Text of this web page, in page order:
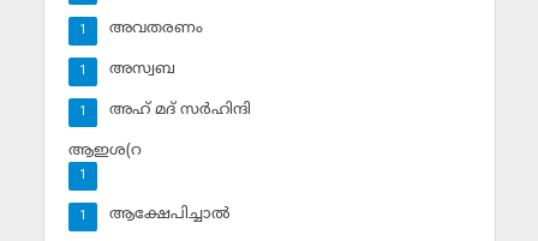
അവതരണം
1
അസ്വബ
1
അഹ് മദ് സര്‍ഹിന്ദി
1
ആഇശ(റ
1
ആക്ഷേപിച്ചാല്‍
1